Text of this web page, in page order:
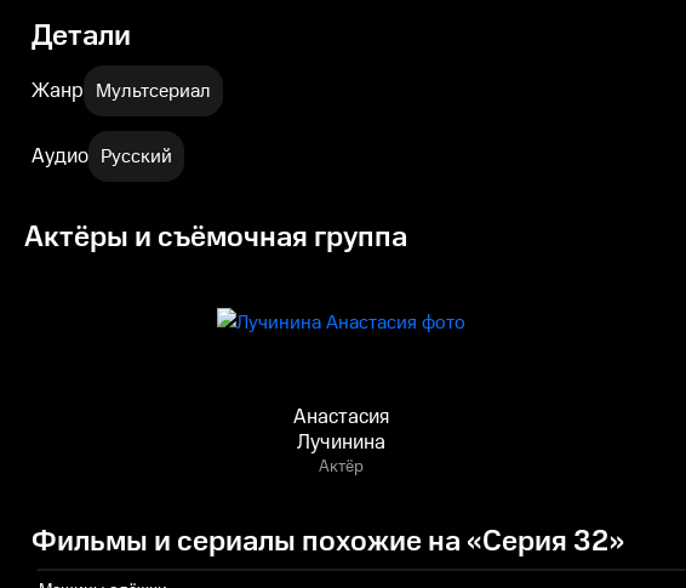
Детали
Жанр Мультсериал
Аудио Русский
Актёры и съёмочная группа
Анастасия
Лучинина
Актёр
Фильмы и сериалы похожие на «Серия 32»